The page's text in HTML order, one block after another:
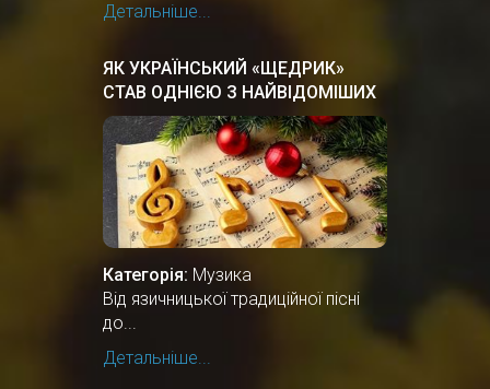
Детальніше...
ЯК УКРАЇНСЬКИЙ «ЩЕДРИК»
СТАВ ОДНІЄЮ З НАЙВІДОМІШИХ
РІЗДВЯНИХ ПІСЕНЬ У СВІТІ
Категорія: Музика
Від язичницької традиційної пісні
до...
Детальніше...